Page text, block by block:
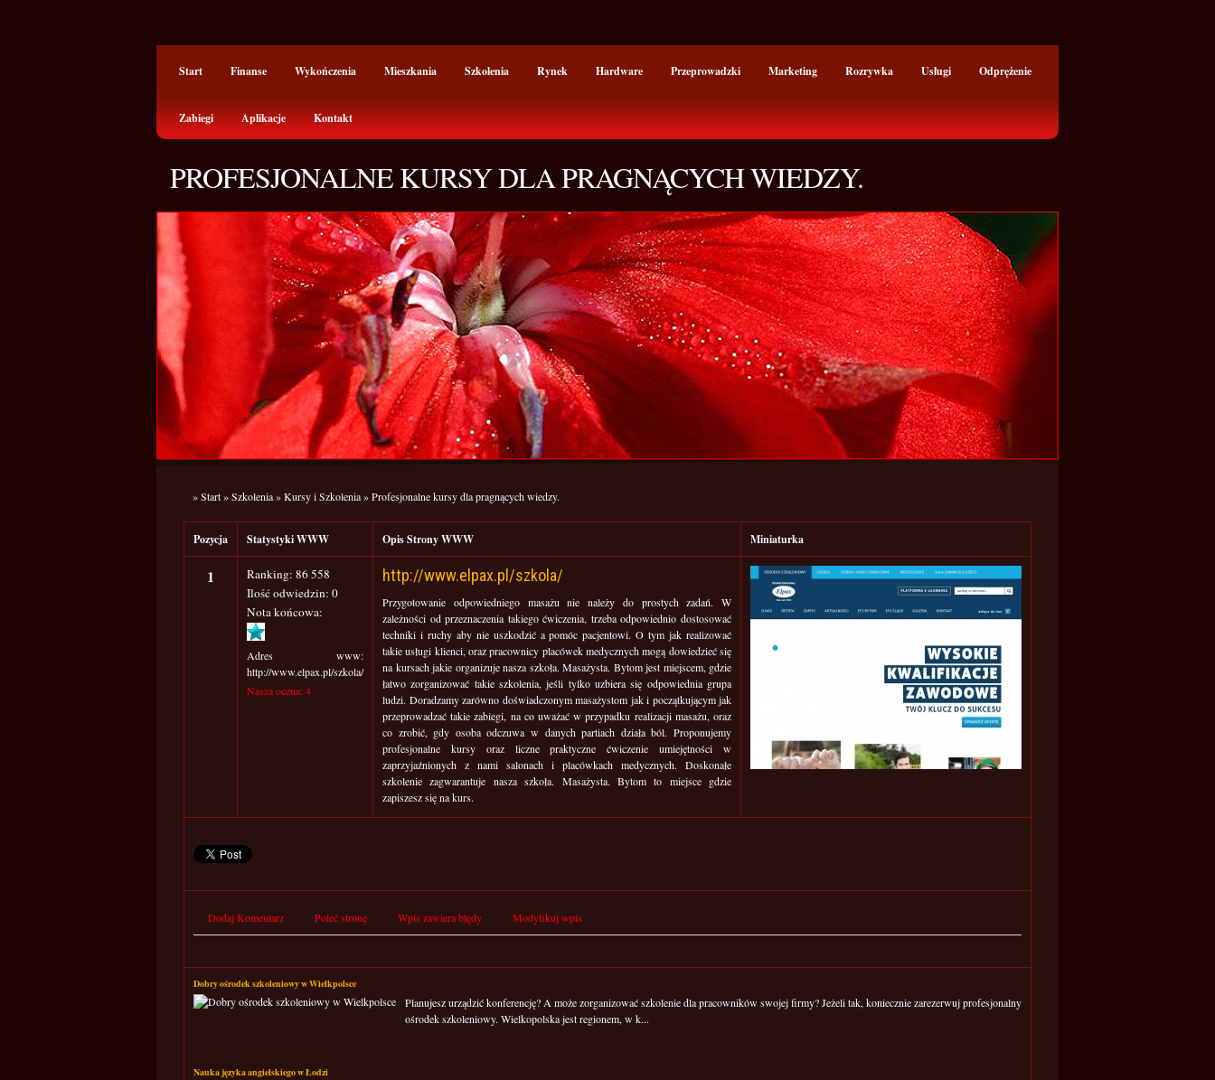
Start Finanse Wykończenia Mieszkania Szkolenia Rynek Hardware Przeprowadzki Marketing Rozrywka Usługi Odprężenie
Zabiegi Aplikacje Kontakt
PROFESJONALNE KURSY DLA PRAGNĄCYCH WIEDZY.
»Start»Szkolenia»Kursy i Szkolenia»Profesjonalne kursy dla pragnących wiedzy.
Pozycja Statystyki WWW Opis Strony WWW Miniaturka
1
Ranking: 86 558
Ilość odwiedzin: 0
Nota końcowa:
Adres www:
http://www.elpax.pl/szkola/
Nasza ocena: 4
http://www.elpax.pl/szkola/
Przygotowanie odpowiedniego masażu nie należy do prostych zadań. W
zależności od przeznaczenia takiego ćwiczenia, trzeba odpowiednio dostosować
techniki i ruchy aby nie uszkodzić a pomóc pacjentowi. O tym jak realizować
takie usługi klienci, oraz pracownicy placówek medycznych mogą dowiedzieć się
na kursach jakie organizuje nasza szkoła. Masażysta. Bytom jest miejscem, gdzie
łatwo zorganizować takie szkolenia, jeśli tylko uzbiera się odpowiednia grupa
ludzi. Doradzamy zarówno doświadczonym masażystom jak i początkującym jak
przeprowadzać takie zabiegi, na co uważać w przypadku realizacji masażu, oraz
co zrobić, gdy osoba odczuwa w danych partiach działa ból. Proponujemy
profesjonalne kursy oraz liczne praktyczne ćwiczenie umiejętności w
zaprzyjaźnionych z nami salonach i placówkach medycznych. Doskonałe
szkolenie zagwarantuje nasza szkoła. Masażysta. Bytom to miejsce gdzie
zapiszesz się na kurs.
Dodaj Komentarz Poleć stronę Wpis zawiera błędy Modyfikuj wpis
Dobry ośrodek szkoleniowy w Wielkpolsce
Planujesz urządzić konferencję? A może zorganizować szkolenie dla pracowników swojej firmy? Jeżeli tak, koniecznie zarezerwuj profesjonalny
ośrodek szkoleniowy. Wielkopolska jest regionem, w k...
Nauka języka angielskiego w Łodzi